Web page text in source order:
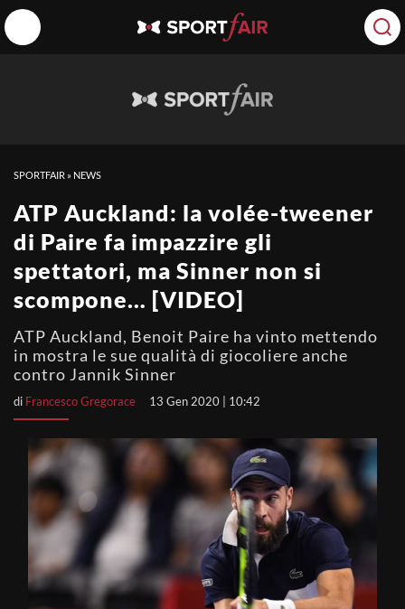
SPORTFAIR » NEWS
ATP Auckland: la volée-tweener
di Paire fa impazzire gli
spettatori, ma Sinner non si
scompone… [VIDEO]
ATP Auckland, Benoit Paire ha vinto mettendo
in mostra le sue qualità di giocoliere anche
contro Jannik Sinner
di Francesco Gregorace 13 Gen 2020 | 10:42